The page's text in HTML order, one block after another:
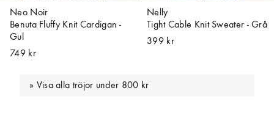
Neo Noir
Benuta Fluffy Knit Cardigan -
Gul
749 kr
Nelly
Tight Cable Knit Sweater - Grå
399 kr
Visa alla tröjor under 800 kr